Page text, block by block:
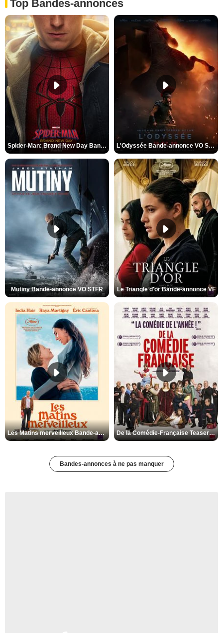
Top Bandes-annonces
Spider-Man: Brand New Day Bande-annonce VO STFR L'Odyssée Bande-annonce VO STFR
Mutiny Bande-annonce VO STFR Le Triangle d'or Bande-annonce VF
Les Matins merveilleux Bande-annonce VF De la Comédie-Française Teaser VF
Bandes-annonces à ne pas manquer